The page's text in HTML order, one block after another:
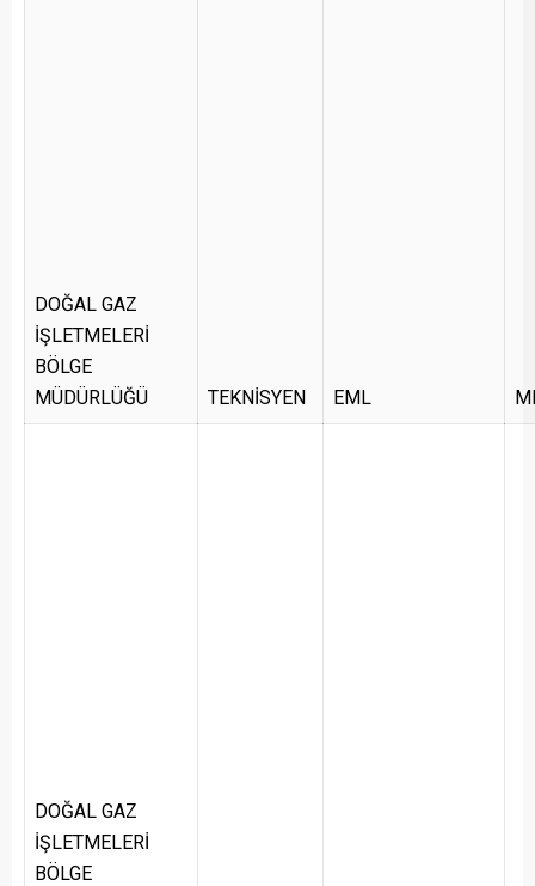
DOĞAL GAZ
İŞLETMELERİ
BÖLGE
MÜDÜRLÜĞÜ
TEKNİSYEN EML
DOĞAL GAZ
İŞLETMELERİ
BÖLGE